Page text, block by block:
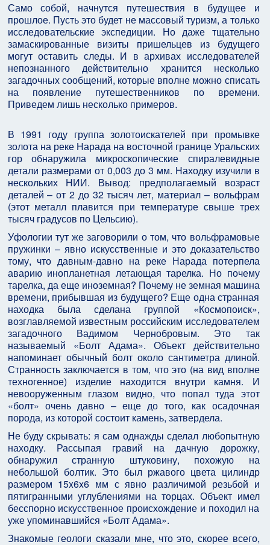
Само собой, начнутся путешествия в будущее и
прошлое. Пусть это будет не массовый туризм, а только
исследовательские экспедиции. Но даже тщательно
замаскированные визиты пришельцев из будущего
могут оставить следы. И в архивах исследователей
непознанного действительно хранится несколько
загадочных сообщений, которые вполне можно списать
на появление путешественников по времени.
Приведем лишь несколько примеров.
В 1991 году группа золотоискателей при промывке
золота на реке Нарада на восточной границе Уральских
гор обнаружила микроскопические спиралевидные
детали размерами от 0,003 до 3 мм. Находку изучили в
нескольких НИИ. Вывод: предполагаемый возраст
деталей – от 2 до 32 тысяч лет, материал – вольфрам
(этот металл плавится при температуре свыше трех
тысяч градусов по Цельсию).
Уфологии тут же заговорили о том, что вольфрамовые
пружинки – явно искусственные и это доказательство
тому, что давным-давно на реке Нарада потерпела
аварию инопланетная летающая тарелка. Но почему
тарелка, да еще иноземная? Почему не земная машина
времени, прибывшая из будущего? Еще одна странная
находка была сделана группой «Космопоиск»,
возглавляемой известным российским исследователем
загадочного Вадимом Чернобровым. Это так
называемый «Болт Адама». Объект действительно
напоминает обычный болт около сантиметра длиной.
Странность заключается в том, что это (на вид вполне
техногенное) изделие находится внутри камня. И
невооруженным глазом видно, что попал туда этот
«болт» очень давно – еще до того, как осадочная
порода, из которой состоит камень, затвердела.
Не буду скрывать: я сам однажды сделал любопытную
находку. Рассыпая гравий на дачную дорожку,
обнаружил странную штуковину, похожую на
небольшой болтик. Это был ржавого цвета цилиндр
размером 15x6x6 мм с явно различимой резьбой и
пятигранными углублениями на торцах. Объект имел
бесспорно искусственное происхождение и походил на
уже упоминавшийся «Болт Адама».
Знакомые геологи сказали мне, что это, скорее всего,